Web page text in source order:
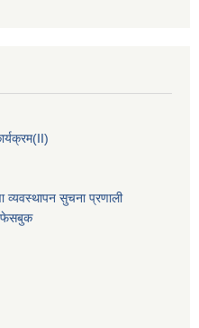
(II)
व्यवस्थापन सुचना प्रणाली
फेसबुक